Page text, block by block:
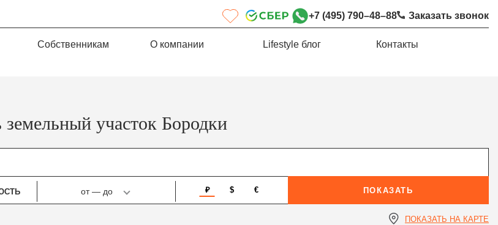
+7 (495) 790–48–88 Заказать звонок
Собственникам О компании Lifestyle блог Контакты
земельный участок Бородки
от—до ₽ $ € ПОКАЗАТЬ
ПОКАЗАТЬ НА КАРТЕ